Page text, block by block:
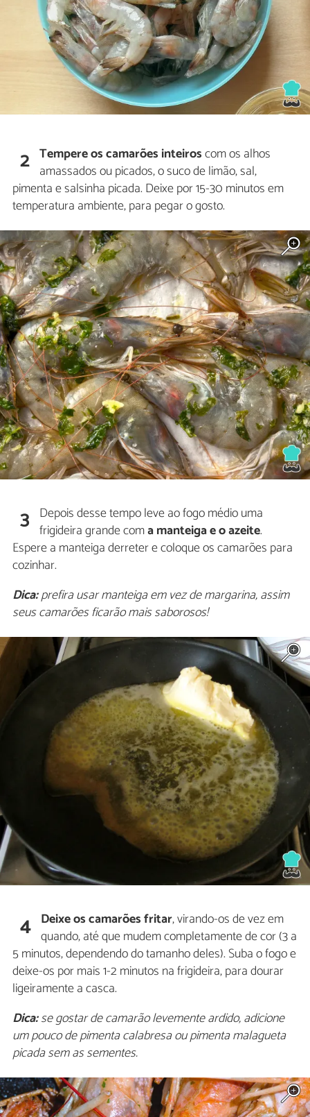
2 Tempere os camarões inteiroscom os alhos
amassados ou picados, o suco de limão, sal,
pimenta e salsinha picada. Deixe por 15-30 minutos em
temperatura ambiente, para pegar o gosto.
3 Depois desse tempo leve ao fogo médio uma
frigideira grande coma manteiga e o azeite.
Espere a manteiga derreter e coloque os camarões para
cozinhar.
Dica:prefira usar manteiga em vez de margarina, assim
seus camarões ficarão mais saborosos!
4 Deixe os camarões fritar, virando-os de vez em
quando, até que mudem completamente de cor (3 a
5 minutos, dependendo do tamanho deles). Suba o fogo e
deixe-os por mais 1-2 minutos na frigideira, para dourar
ligeiramente a casca.
Dica:se gostar de camarão levemente ardido, adicione
um pouco de pimenta calabresa ou pimenta malagueta
picada sem as sementes.